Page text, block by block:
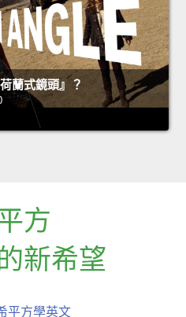
蘭式鏡頭』？
方
新希望
平方學英文